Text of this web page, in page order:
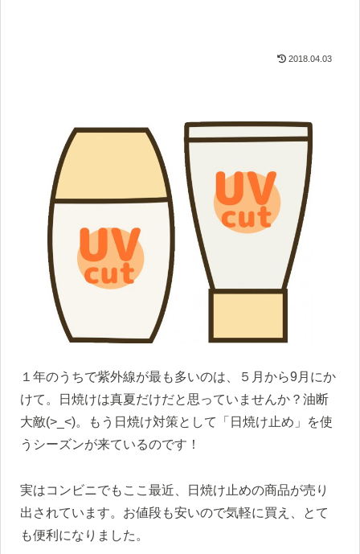
2018.04.03
１年のうちで紫外線が最も多いのは、５月から9月にか
けて。日焼けは真夏だけだと思っていませんか？油断
大敵(>_<)。もう日焼け対策として「日焼け止め」を使
うシーズンが来ているのです！
実はコンビニでもここ最近、日焼け止めの商品が売り
出されています。お値段も安いので気軽に買え、とて
も便利になりました。